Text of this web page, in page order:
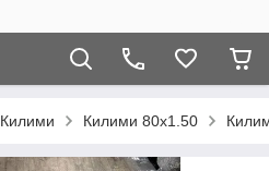
Килими Килими 80х1.50